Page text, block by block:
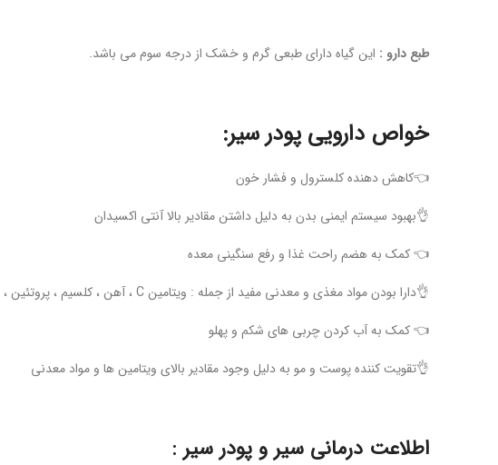
طبع دارو : این گیاه دارای طبعی گرم و خشک از درجه سوم می باشد.
خواص دارویی پودر سیر:
👈کاهش دهنده کلسترول و فشار خون
👌بهبود سیستم ایمنی بدن به دلیل داشتن مقادیر بالا آنتی اکسیدان
👈 کمک به هضم راحت غذا و رفع سنگینی معده
👌دارا بودن مواد مغذی و معدنی مفید از جمله : ویتامین C ، آهن ، کلسیم ، پروتئین ، فیبر و مقدار کمی سدیم
👈 کمک به آب کردن چربی های شکم و پهلو
👌تقویت کننده پوست و مو به دلیل وجود مقادیر بالای ویتامین ها و مواد معدنی
اطلاعت درمانی سیر و پودر سیر :